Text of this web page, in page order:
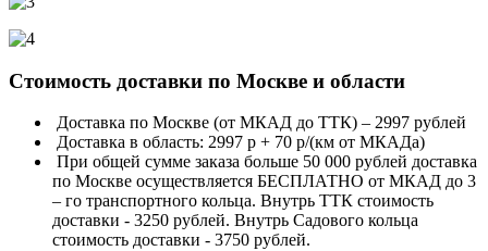
Стоимость доставки по Москве и области
Доставка по Москве (от МКАД до ТТК) – 2997 рублей
Доставка в область: 2997 р + 70 р/(км от МКАДа)
При общей сумме заказа больше 50 000 рублей доставка
по Москве осуществляется БЕСПЛАТНО от МКАД до 3
– го транспортного кольца. Внутрь ТТК стоимость
доставки - 3250 рублей. Внутрь Садового кольца
стоимость доставки - 3750 рублей.